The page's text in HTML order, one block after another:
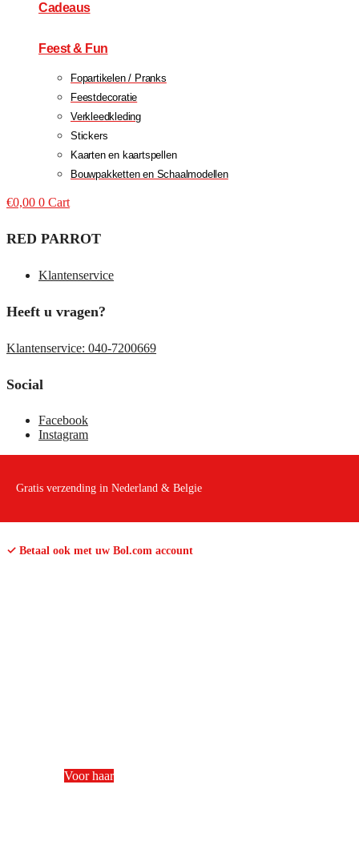
Cadeaus
Feest & Fun
Fopartikelen / Pranks
Feestdecoratie
Verkleedkleding
Stickers
Kaarten en kaartspellen
Bouwpakketten en Schaalmodellen
€0,00 0 Cart
RED PARROT
Klantenservice
Heeft u vragen?
Klantenservice: 040-7200669
Social
Facebook
Instagram
Gratis verzending in Nederland & Belgie
✓ Betaal ook met uw Bol.com account
Voor haar